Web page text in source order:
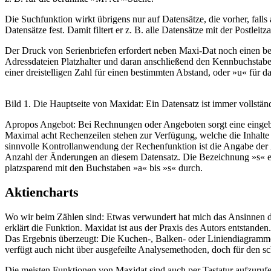
Die Suchfunktion wirkt übrigens nur auf Datensätze, die vorher,
Datensätze fest. Damit filtert er z. B. alle Datensätze mit der
Der Druck von Serienbriefen erfordert neben Maxi-Dat noch einen
Adressdateien Platzhalter und daran anschließend den
einer dreistelligen Zahl für einen bestimmten Abstand, oder »u« für
Bild 1. Die Hauptseite von Maxidat: Ein Datensatz ist immer
Apropos Angebot: Bei Rechnungen oder Angeboten sorgt eine
Maximal acht Rechenzeilen stehen zur Verfügung, welche die
sinnvolle Kontrollanwendung der Rechenfunktion ist die Angabe
Anzahl der Änderungen an diesem Datensatz. Die Bezeichnung
platzsparend mit den Buchstaben »a« bis »s« durch.
Aktiencharts
Wo wir beim Zählen sind: Etwas verwundert hat mich das Ansinnen
erklärt die Funktion. Maxidat ist aus der Praxis des Autors
Das Ergebnis überzeugt: Die Kuchen-, Balken- oder
verfügt auch nicht über ausgefeilte Analysemethoden, doch für den